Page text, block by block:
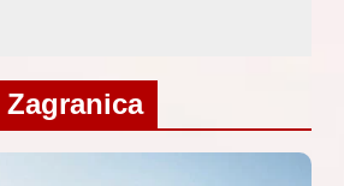
Zagranica